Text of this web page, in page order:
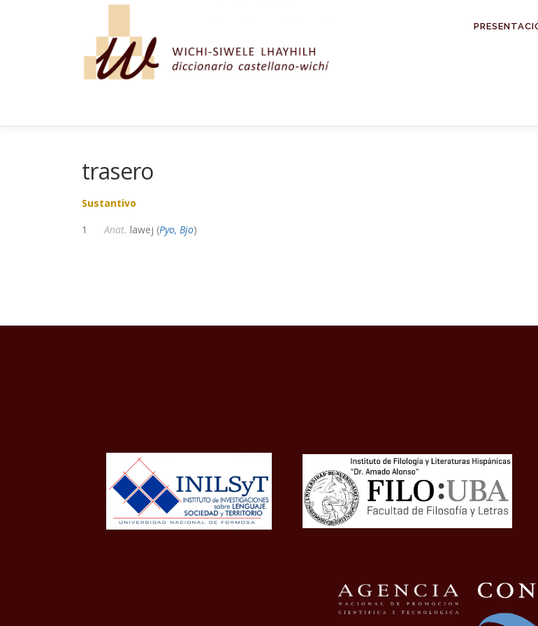
trasero
Sustantivo
1Anat. lawej (Pyo, Bjo)